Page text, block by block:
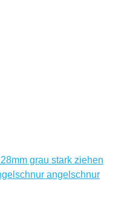
grau stark ziehen
angelschnur